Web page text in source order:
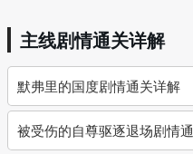
主线剧情通关详解
默弗里的国度剧情通关详解
被受伤的自尊驱逐退场剧情